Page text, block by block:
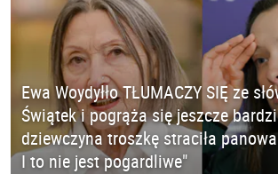
Ewa Woydyłło TŁUMACZY SIĘ ze
Świątek i pogrąża się jeszcze
dziewczyna troszkę straciła
I to nie jest pogardliwe"